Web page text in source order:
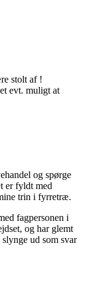
stolt af !
evt. muligt at
og spørge
er fyldt med
trin i fyrretræ.
fagpersonen i
og har glemt
ud som svar